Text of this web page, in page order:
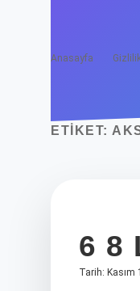
Anasayfa
ETIKET:
6 8
Tarih: Kasım